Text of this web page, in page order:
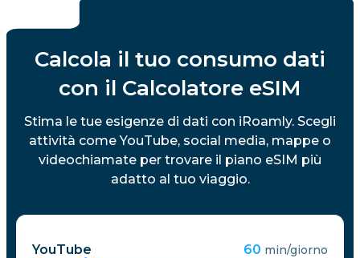
Calcola il tuo consumo dati
con il Calcolatore eSIM
Stima le tue esigenze di dati con iRoamly. Scegli
attività come YouTube, social media, mappe o
videochiamate per trovare il piano eSIM più
adatto al tuo viaggio.
YouTube 60 min/giorno